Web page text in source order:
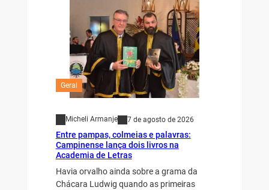
Geral
Micheli Armanje 7 de agosto de 2026
Entre pampas, colmeias e palavras:
Campinense lança dois livros na
Academia de Letras
Havia orvalho ainda sobre a grama da
Chácara Ludwig quando as primeiras